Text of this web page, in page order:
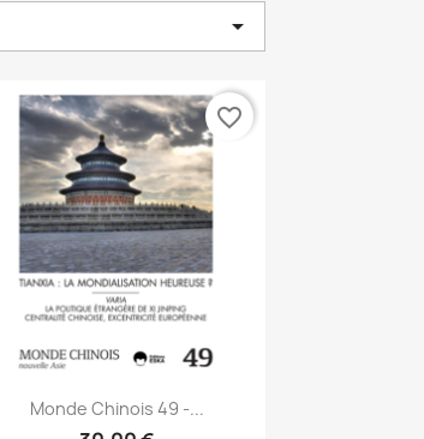

Aperçu rapide
Monde Chinois 49 -...
favorite_border